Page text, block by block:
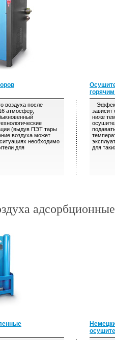
воздуха после
атмосфер,
(выдув ПЭТ тары
воздуха может
необходимо
для
зависит
ниже
для